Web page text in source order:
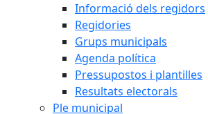
Informació dels regidors
Regidories
Grups municipals
Agenda política
Pressupostos i plantilles
Resultats electorals
Ple municipal